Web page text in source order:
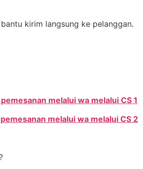
kirim langsung ke pelanggan.
melalui wa melalui CS 1
melalui wa melalui CS 2